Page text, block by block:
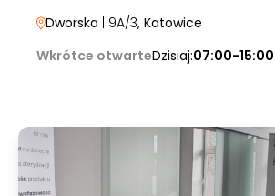
Dworska | 9A/3, Katowice
Wkrótce otwarteDzisiaj:07:00-15:00